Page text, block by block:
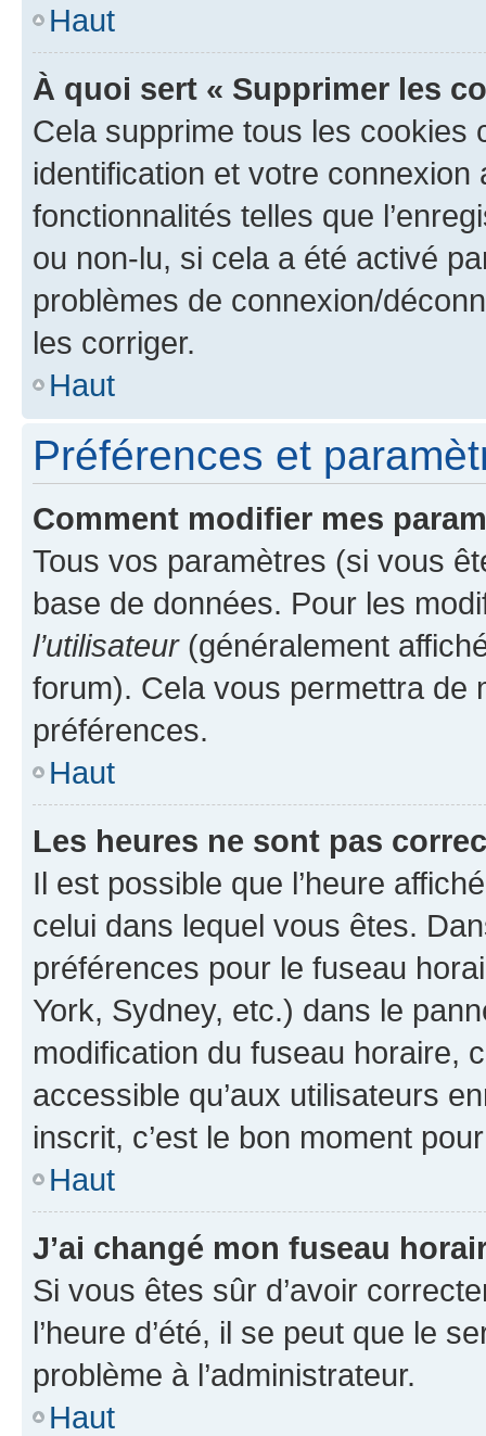
Haut
À quoi sert « Supprimer les
Cela supprime tous les cookies
identification et votre
fonctionnalités telles que
ou non-lu, si cela a été activé
problèmes de connexion/
les corriger.
Haut
Préférences et
Comment modifier mes
Tous vos paramètres (si vous
base de données. Pour les
l’utilisateur(généralement
forum). Cela vous permettra de
préférences.
Haut
Les heures ne sont pas
Il est possible que l’heure
celui dans lequel vous êtes.
préférences pour le fuseau
York, Sydney, etc.) dans le
modification du fuseau horaire,
accessible qu’aux utilisateurs
inscrit, c’est le bon moment
Haut
J’ai changé mon fuseau
Si vous êtes sûr d’avoir
l’heure d’été, il se peut que le
problème à l’administrateur.
Haut